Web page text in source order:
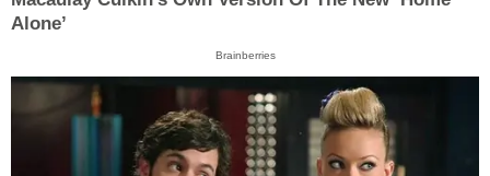
Alone’
Brainberries